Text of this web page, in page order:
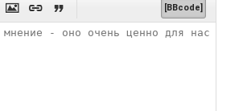
   [BBcode]